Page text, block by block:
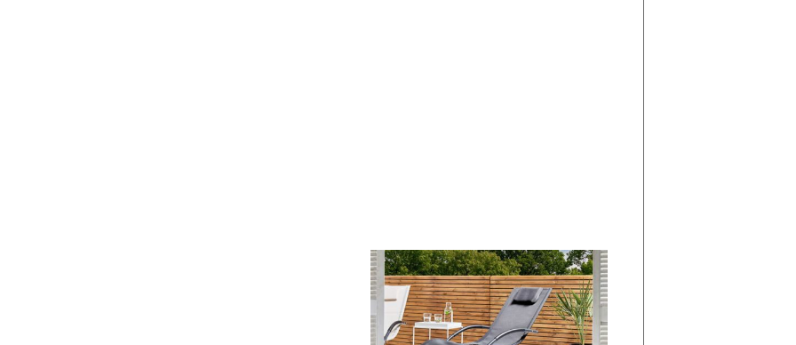
di
I
Vespri